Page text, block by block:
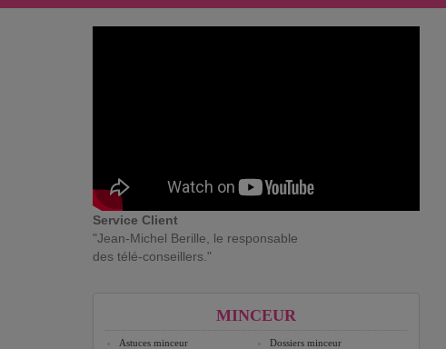
Service Client
"Jean-Michel Berille, le responsable
des télé-conseillers."
MINCEUR
Astuces minceur
Dossiers minceur